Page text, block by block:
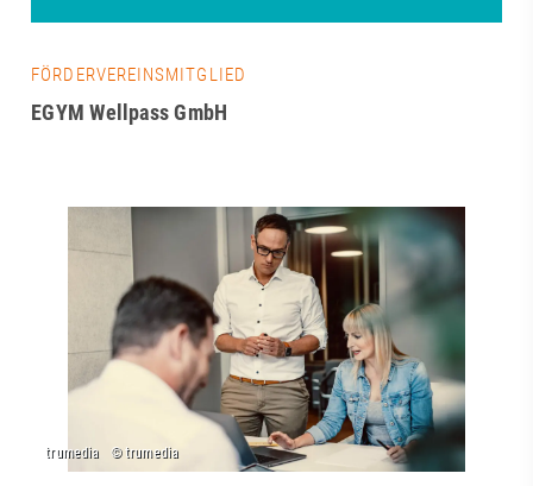
FÖRDERVEREINSMITGLIED
EGYM Wellpass GmbH